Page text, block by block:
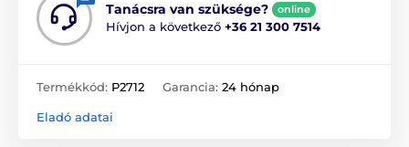
Tanácsra van szüksége? online
Hívjon a következő +36 21 300 7514
Termékkód: P2712 Garancia: 24 hónap
Eladó adatai